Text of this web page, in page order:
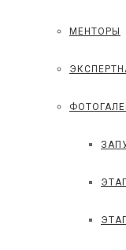
МЕНТОРЫ